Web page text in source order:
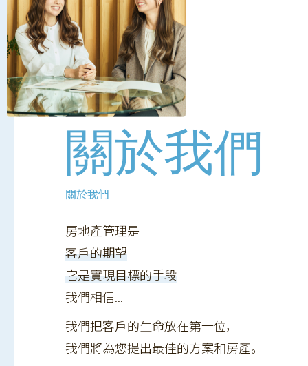
關於我們
關於我們
房地產管理是
客戶的期望
它是實現目標的手段
我們相信...
我們把客戶的生命放在第一位，
我們將為您提出最佳的方案和房產。